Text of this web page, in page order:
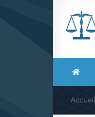
Accueil